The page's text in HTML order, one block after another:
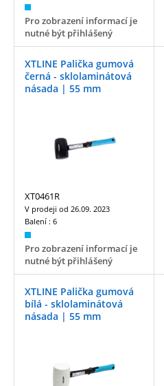
Pro zobrazení informací je
nutné být přihlášený
XTLINE Palička gumová
černá - sklolaminátová
násada | 55 mm
XT0461R
V prodeji od 26.09. 2023
Balení : 6
Pro zobrazení informací je
nutné být přihlášený
XTLINE Palička gumová
bílá - sklolaminátová
násada | 55 mm